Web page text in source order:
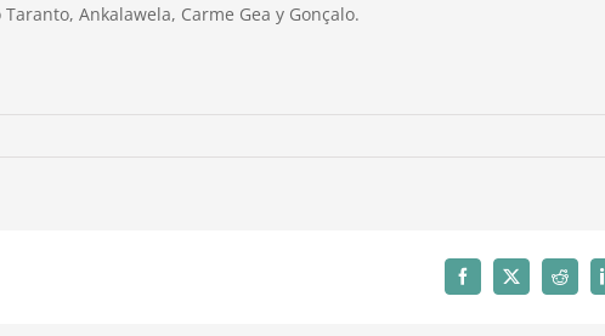
Ankalawela, Carme Gea y Gonçalo.
Facebook
X Reddit